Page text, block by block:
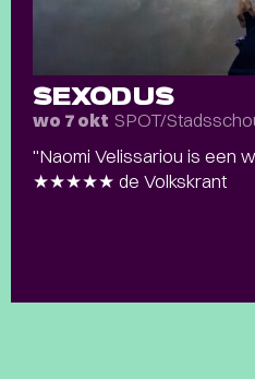
SEXODUS
wo 7 okt SPOT/
"Naomi Velissariou is een
★★★★★ de Volkskrant